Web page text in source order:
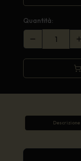
Quantità:
Descrizione